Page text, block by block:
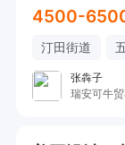
4500-
汀田街道
张犇子
瑞安可牛